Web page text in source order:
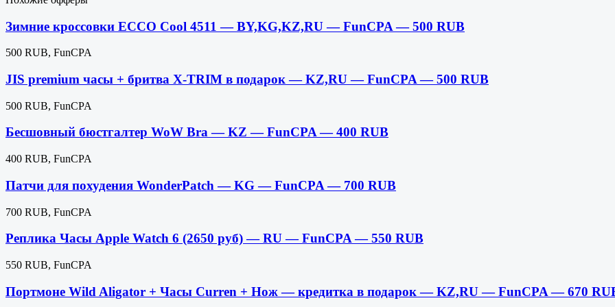
Зимние кроссовки ECCO Cool 4511 — BY,KG,KZ,RU — FunCPA — 500 RUB
500 RUB, FunCPA
JIS premium часы + бритва X-TRIM в подарок — KZ,RU — FunCPA — 500 RUB
500 RUB, FunCPA
Бесшовный бюстгалтер WoW Bra — KZ — FunCPA — 400 RUB
400 RUB, FunCPA
Патчи для похудения WonderPatch — KG — FunCPA — 700 RUB
700 RUB, FunCPA
Реплика Часы Apple Watch 6 (2650 руб) — RU — FunCPA — 550 RUB
550 RUB, FunCPA
Портмоне Wild Aligator + Часы Curren + Нож — кредитка в подарок — KZ,RU — FunCPA — 670